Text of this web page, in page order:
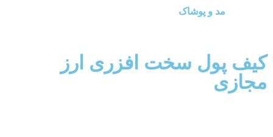
مد و پوشاک
کیف پول سخت افزری ارز
مجازی